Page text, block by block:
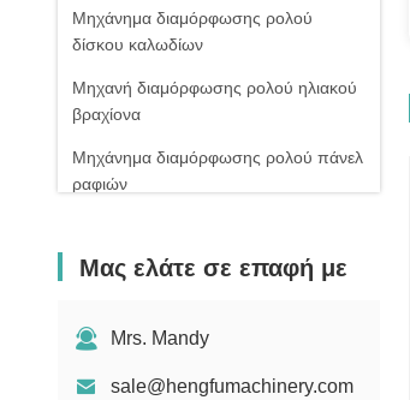
Μηχάνημα διαμόρφωσης ρολού
δίσκου καλωδίων
Μηχανή διαμόρφωσης ρολού ηλιακού
βραχίονα
Μηχάνημα διαμόρφωσης ρολού πάνελ
ραφιών
Μας ελάτε σε επαφή με
Mrs. Mandy
sale@hengfumachinery.com